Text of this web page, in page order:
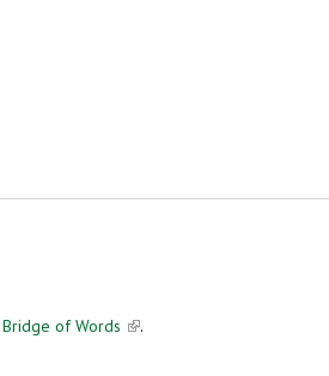
Bridge of Words (link is external)
.